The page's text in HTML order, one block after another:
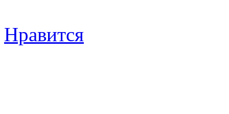
Нравится